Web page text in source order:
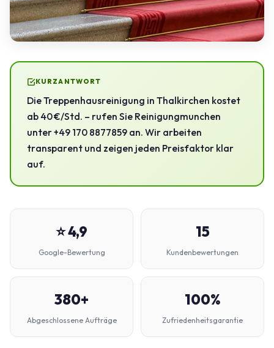
KURZANTWORT
Die Treppenhausreinigung in Thalkirchen kostet
ab 40 €/Std. – rufen Sie Reinigungmunchen
unter +49 170 8877859 an. Wir arbeiten
transparent und zeigen jeden Preisfaktor klar
auf.
⭐ 4,9
Google-Bewertung
15
Kundenbewertungen
380+
Abgeschlossene Aufträge
100%
Zufriedenheitsgarantie